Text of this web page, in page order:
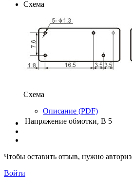
Схема
Схема
Описание (PDF)
Напряжение обмотки, В 5
Чтобы оставить отзыв, нужно
Войти